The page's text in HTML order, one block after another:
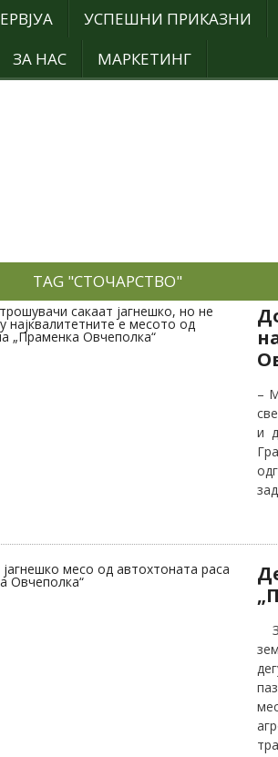
УСПЕШНИ ПРИКАЗНИ
ЗА НАС МАРКЕТИНГ
TAG "СТОЧАРСТВО"
–
и